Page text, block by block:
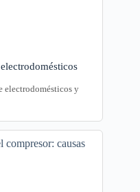
electrodomésticos y